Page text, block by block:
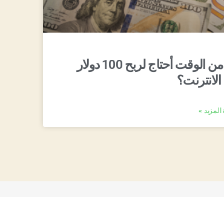
كم من الوقت أحتاج لربح 100 دولار
المزيد »